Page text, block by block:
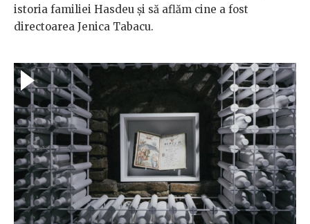
istoria familiei Hasdeu și să aflăm cine a fost
directoarea Jenica Tabacu.